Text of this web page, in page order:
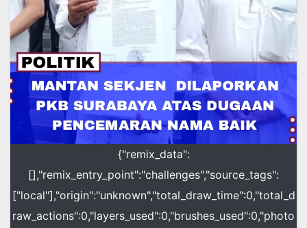
{"remix_data":
[],"remix_entry_point":"challenges","source_tags":
["local"],"origin":"unknown","total_draw_time":0,"total_d
raw_actions":0,"layers_used":0,"brushes_used":0,"photo